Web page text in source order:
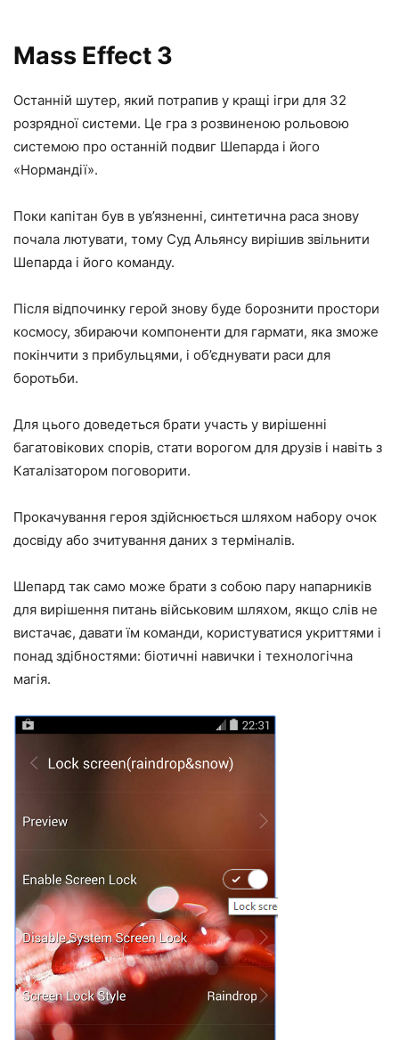
Mass Effect 3
Останній шутер, який потрапив у кращі ігри для 32
розрядної системи. Це гра з розвиненою рольовою
системою про останній подвиг Шепарда і його
«Нормандії».
Поки капітан був в ув’язненні, синтетична раса знову
почала лютувати, тому Суд Альянсу вирішив звільнити
Шепарда і його команду.
Після відпочинку герой знову буде борознити простори
космосу, збираючи компоненти для гармати, яка зможе
покінчити з прибульцями, і об’єднувати раси для
боротьби.
Для цього доведеться брати участь у вирішенні
багатовікових спорів, стати ворогом для друзів і навіть з
Каталізатором поговорити.
Прокачування героя здійснюється шляхом набору очок
досвіду або зчитування даних з терміналів.
Шепард так само може брати з собою пару напарників
для вирішення питань військовим шляхом, якщо слів не
вистачає, давати їм команди, користуватися укриттями і
понад здібностями: біотичні навички і технологічна
магія.